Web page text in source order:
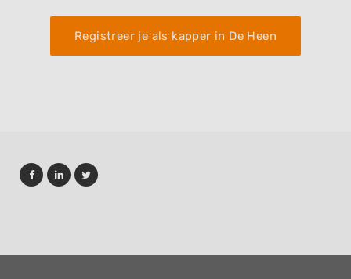
Registreer je als kapper in De Heen